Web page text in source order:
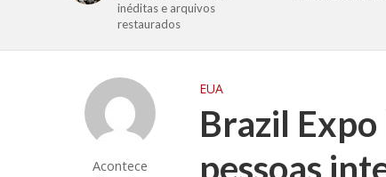
inéditas e arquivos
restaurados
Acontece
EUA
Brazil
pessoas